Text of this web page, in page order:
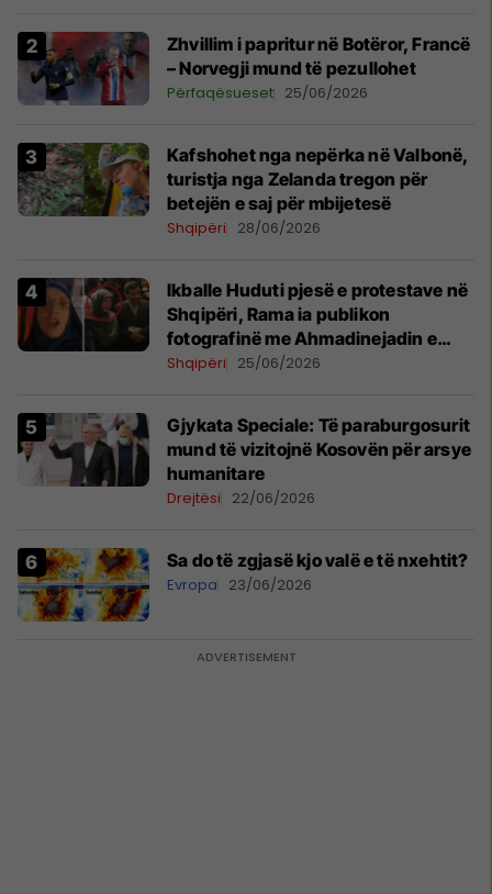
Zhvillim i papritur në Botëror, Francë
– Norvegji mund të pezullohet
Përfaqësueset 25/06/2026
Kafshohet nga nepërka në Valbonë,
turistja nga Zelanda tregon për
betejën e saj për mbijetesë
Shqipëri 28/06/2026
Ikballe Huduti pjesë e protestave në
Shqipëri, Rama ia publikon
fotografinë me Ahmadinejadin e
Iranit
Shqipëri 25/06/2026
​Gjykata Speciale: Të paraburgosurit
mund të vizitojnë Kosovën për arsye
humanitare
Drejtësi 22/06/2026
Sa do të zgjasë kjo valë e të nxehtit?
Evropa 23/06/2026